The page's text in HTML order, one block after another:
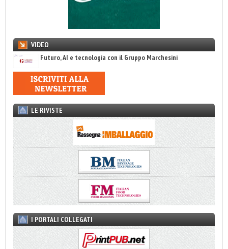
VIDEO
Futuro, AI e tecnologia con il Gruppo Marchesini
LE RIVISTE
I PORTALI COLLEGATI